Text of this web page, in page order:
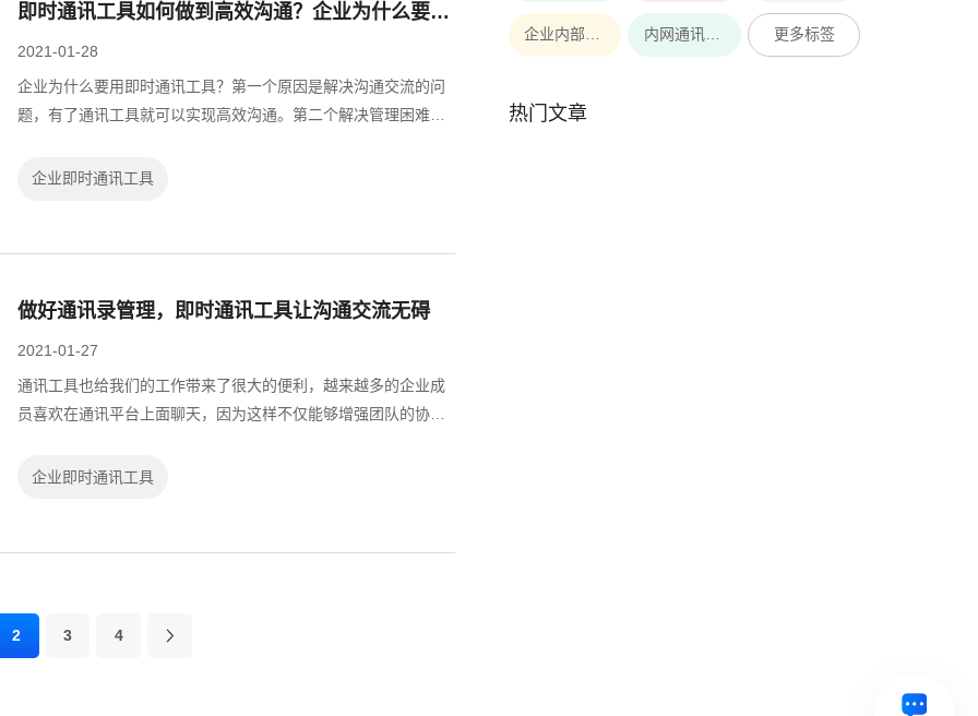
即时通讯工具如何做到高效沟通？企业为什么要用即时通讯工具？
2021-01-28
企业为什么要用即时通讯工具？第一个原因是解决沟通交流的问
题，有了通讯工具就可以实现高效沟通。第二个解决管理困难问
决工作效率的问题，有了通讯工具可...
企业即时通讯工具
做好通讯录管理，即时通讯工具让沟通交流无碍
2021-01-27
通讯工具也给我们的工作带来了很大的便利，越来越多的企业成
员喜欢在通讯平台上面聊天，因为这样不仅能够增强团队的协作
很多的好处的。通讯工具确实给我们...
企业即时通讯工具
2 3 4
企业内部即时通讯 内网通讯软件 更多标签
热门文章